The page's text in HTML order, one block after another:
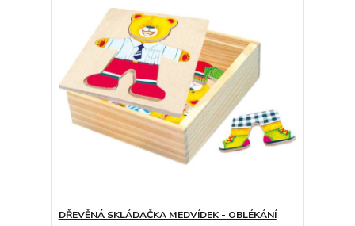
DŘEVĚNÁ SKLÁDAČKA MEDVÍDEK - OBLÉKÁNÍ